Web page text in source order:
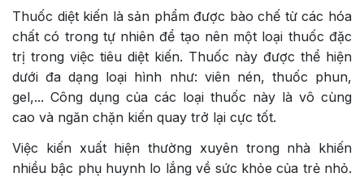
khỏe AIBIO
3. LƯU Ý KHI SỬ DỤNG
4. BIỆN PHÁP PHÒNG TRÁNH KIẾN XÂM
NHẬP
5. MỘT SỐ CÂU HỎI THƯỜNG GẶP
Thuốc diệt kiến là sản phẩm được bào chế từ các hóa
chất có trong tự nhiên để tạo nên một loại thuốc đặc
trị trong việc tiêu diệt kiến. Thuốc này được thể hiện
dưới đa dạng loại hình như: viên nén, thuốc phun,
gel,... Công dụng của các loại thuốc này là vô cùng
cao và ngăn chặn kiến quay trở lại cực tốt.
Việc kiến xuất hiện thường xuyên trong nhà khiến
nhiều bậc phụ huynh lo lắng về sức khỏe của trẻ nhỏ.